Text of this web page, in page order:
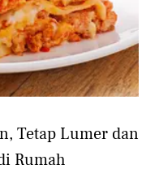
Tetap Lumer dan
Rumah